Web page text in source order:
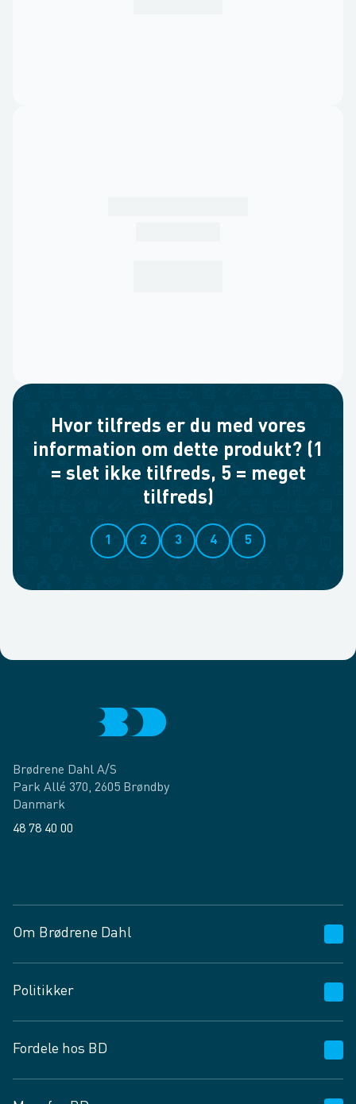
Hvor tilfreds er du med vores
information om dette produkt? (1
= slet ikke tilfreds, 5 = meget
tilfreds)
1 2 3 4 5
Brødrene Dahl A/S
Park Allé 370, 2605 Brøndby
Danmark
48 78 40 00
Om Brødrene Dahl
Vagttelefon 30 10 89 89
Spørgsmål og svar
Job og karriere
Fødevarekontrolrapport
Politikker
Privatlivspolitik
Cookies
Fordele hos BD